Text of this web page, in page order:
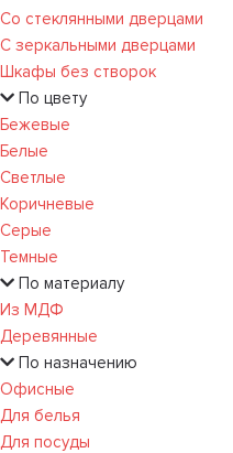
Со стеклянными дверцами
С зеркальными дверцами
Шкафы без створок
По цвету
Бежевые
Белые
Светлые
Коричневые
Серые
Темные
По материалу
Из МДФ
Деревянные
По назначению
Офисные
Для белья
Для посуды